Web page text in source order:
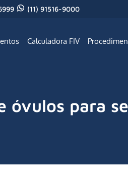
(11) 91516-9000
Calculadora FIV
óvulos para